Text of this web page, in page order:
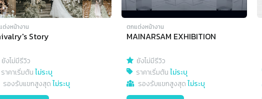
ต่งหน้างาน
Story
ยังไม่มีรีวิว
ราคาเริ่มต้นไม่ระบุ
รองรับแขกสูงสุดไม่ระบุ
ตกแต่งหน้างาน
MAINARSAM EXHIBITION
ยังไม่มีรีวิว
ราคาเริ่มต้นไม่ระบุ
รองรับแขกสูงสุดไม่ระบุ